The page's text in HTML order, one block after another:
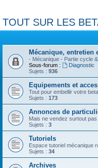
TOUT SUR LES
Mécanique, entretien
- Mécanique - Partie cycle
Sous-forum :
Diagnostic
Sujets : 936
Equipements et
Tout pour embellir votre
Sujets : 173
Annonces de
Mais ne vendez surtout
Sujets : 3
Tutoriels
Espace tutoriel mécanique
Sujets : 34
Archives